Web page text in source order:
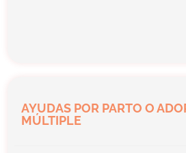
AYUDAS POR PARTO O
MÚLTIPLE